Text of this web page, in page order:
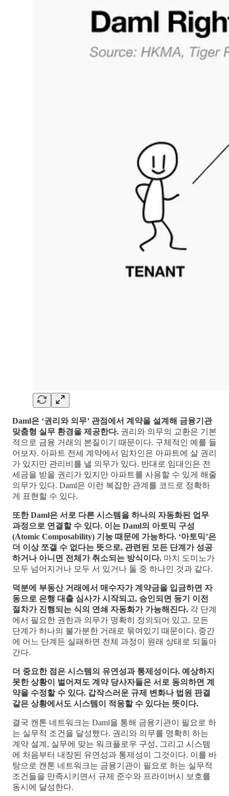
Daml은 ‘권리와 의무’ 관점에서 계약을 설계해 금융기관
맞춤형 실무 환경을 제공한다. 권리와 의무의 교환은 기본
적으로 금융 거래의 본질이기 때문이다. 구체적인 예를 들
어보자. 아파트 전세 계약에서 임차인은 아파트에 살 권리
가 있지만 관리비를 낼 의무가 있다. 반대로 임대인은 전
세금을 받을 권리가 있지만 아파트를 사용할 수 있게 해줄
의무가 있다. Daml은 이런 복잡한 관계를 코드로 정확하
게 표현할 수 있다.
또한 Daml은 서로 다른 시스템을 하나의 자동화된 업무
과정으로 연결할 수 있다. 이는 Daml의 아토믹 구성
(Atomic Composability) 기능 때문에 가능하다. ‘아토믹’은
더 이상 쪼갤 수 없다는 뜻으로, 관련된 모든 단계가 성공
하거나 아니면 전체가 취소되는 방식이다. 마치 도미노가
모두 넘어지거나 모두 서 있거나 둘 중 하나인 것과 같다.
덕분에 부동산 거래에서 매수자가 계약금을 입금하면 자
동으로 은행 대출 심사가 시작되고, 승인되면 등기 이전
절차가 진행되는 식의 연쇄 자동화가 가능해진다. 각 단계
에서 필요한 권한과 의무가 명확히 정의되어 있고, 모든
단계가 하나의 불가분한 거래로 묶여있기 때문이다. 중간
에 어느 단계든 실패하면 전체 과정이 원래 상태로 되돌아
간다.
더 중요한 점은 시스템의 유연성과 통제성이다. 예상하지
못한 상황이 벌어져도 계약 당사자들은 서로 동의하면 계
약을 수정할 수 있다. 갑작스러운 규제 변화나 법원 판결
같은 상황에서도 시스템이 적응할 수 있다는 뜻이다.
결국 캔톤 네트워크는 Daml을 통해 금융기관이 필요로 하
는 실무적 조건을 달성했다. 권리와 의무를 명확히 하는
계약 설계, 실무에 맞는 워크플로우 구성, 그리고 시스템
에 처음부터 내장된 유연성과 통제성이 그것이다. 이를 바
탕으로 캔톤 네트워크는 금융기관이 필요로 하는 실무적
조건들을 만족시키면서 규제 준수와 프라이버시 보호를
동시에 달성한다.